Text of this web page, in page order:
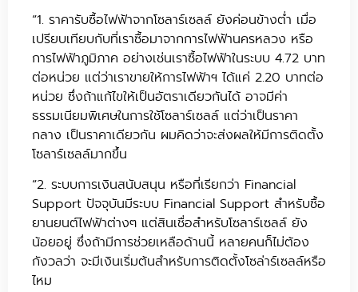
“1. ราคารับซื้อไฟฟ้าจากโซลาร์เซลล์ ยังค่อนข้างต่ำ เมื่อ
เปรียบเทียบกับที่เราซื้อมาจากการไฟฟ้านครหลวง หรือ
การไฟฟ้าภูมิภาค อย่างเช่นเราซื้อไฟฟ้าในระบบ 4.72 บาท
ต่อหน่วย แต่ว่าเราขายให้การไฟฟ้าฯ ได้แค่ 2.20 บาทต่อ
หน่วย ซึ่งถ้าแก้ไขให้เป็นอัตราเดียวกันได้ อาจมีค่า
ธรรมเนียมพิเศษในการใช้โซลาร์เซลล์ แต่ว่าเป็นราคา
กลาง เป็นราคาเดียวกัน ผมคิดว่าจะส่งผลให้มีการติดตั้ง
โซลาร์เซลล์มากขึ้น
“2. ระบบการเงินสนับสนุน หรือที่เรียกว่า Financial
Support ปัจจุบันมีระบบ Financial Support สำหรับซื้อ
ยานยนต์ไฟฟ้าต่างๆ แต่สินเชื่อสำหรับโซลาร์เซลล์ ยัง
น้อยอยู่ ซึ่งถ้ามีการช่วยเหลือด้านนี้ หลายคนก็ไม่ต้อง
กังวลว่า จะมีเงินเริ่มต้นสำหรับการติดตั้งโซล่าร์เซลล์หรือ
ไหม